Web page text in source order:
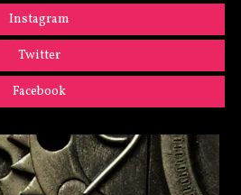
Instagram
Twitter
Facebook